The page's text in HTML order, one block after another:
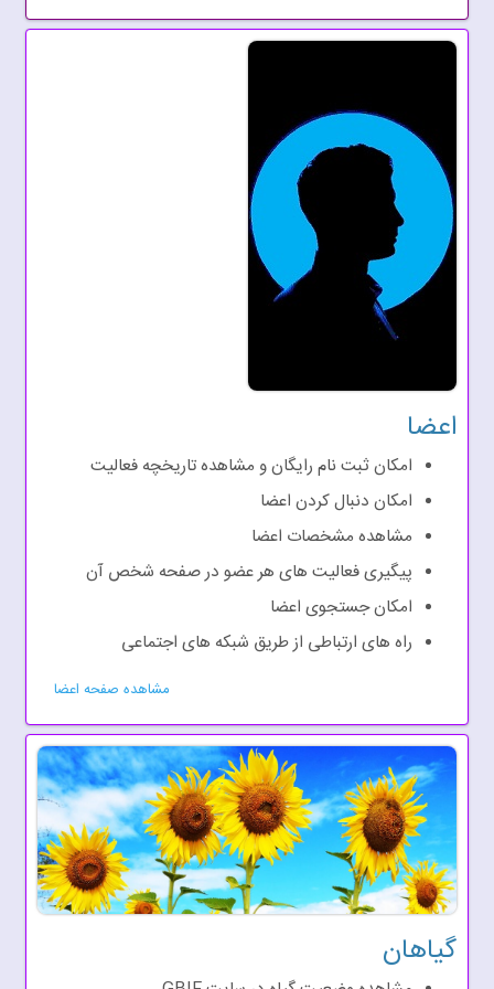
محمدرضا لبافی حسین آبادی1403/3/7
معرفی سایت شبکه گیاهی ایران
محمدرضا لبافی حسین آبادی
اعضا
امکان ثبت نام رایگان و مشاهده تاریخچه فعالیت
امکان دنبال کردن اعضا
مشاهده مشخصات اعضا
پیگیری فعالیت های هر عضو در صفحه شخص آن
امکان جستجوی اعضا
راه های ارتباطی از طریق شبکه های اجتماعی
مشاهده صفحه اعضا
گیاهان